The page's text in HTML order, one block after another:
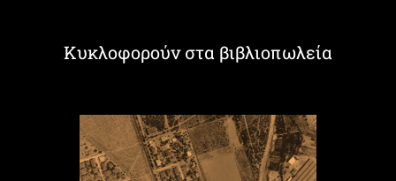
Κυκλοφορούν στα βιβλιοπωλεία